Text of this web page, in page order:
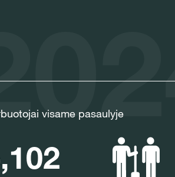
visame pasaulyje